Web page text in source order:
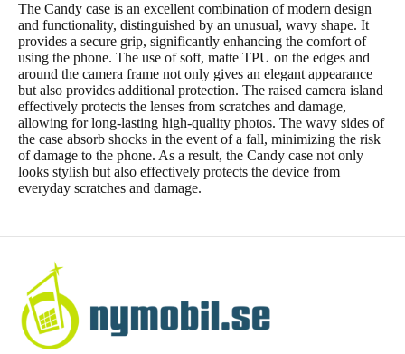
The Candy case is an excellent combination of modern design
and functionality, distinguished by an unusual, wavy shape. It
provides a secure grip, significantly enhancing the comfort of
using the phone. The use of soft, matte TPU on the edges and
around the camera frame not only gives an elegant appearance
but also provides additional protection. The raised camera island
effectively protects the lenses from scratches and damage,
allowing for long-lasting high-quality photos. The wavy sides of
the case absorb shocks in the event of a fall, minimizing the risk
of damage to the phone. As a result, the Candy case not only
looks stylish but also effectively protects the device from
everyday scratches and damage.